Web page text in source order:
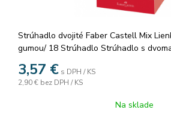
Strúhadlo dvojité Faber Castell Mix
gumou/ 18 Strúhadlo Strúhadlo s
gumy. Kvalita čepele, je rozhodujúca
drevených ceruziek a pasteliek. Vďake
ceruzkách a pastelkách Faber-Castell
čisté ostrenie · Vhodné pre grafitové a
3,57 € s DPH / KS
2,90 € bez DPH / KS
Na sklade